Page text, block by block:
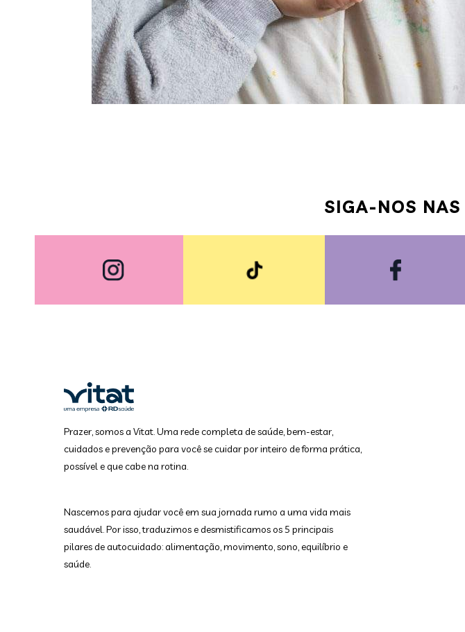
SIGA-NOS
Prazer, somos a Vitat. Uma rede completa de saúde, bem-estar,
cuidados e prevenção para você se cuidar por inteiro de forma prática,
possível e que cabe na rotina.
Nascemos para ajudar você em sua jornada rumo a uma vida mais
saudável. Por isso, traduzimos e desmistificamos os 5 principais
pilares de autocuidado: alimentação, movimento, sono, equilíbrio e
saúde.